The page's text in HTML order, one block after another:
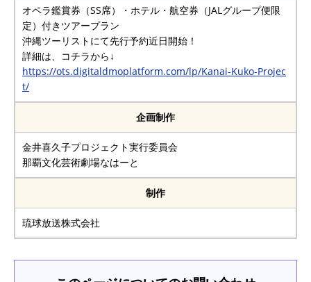
オペラ鑑賞券（SS席）・ホテル・航空券（JALグループ便限
定）付きツアープラン
沖縄ツーリストにて先行予約近日開始！
詳細は、コチラから↓
https://ots.digitaldmoplatform.com/lp/Kanai-Kuko-Projec
t/
企画制作
金井喜久子プロジェクト実行委員会
那覇文化芸術劇場なはーと
制作
琉球放送株式会社